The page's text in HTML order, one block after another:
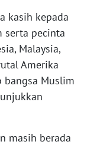
kasih kepada
serta pecinta
Malaysia,
Amerika
bangsa Muslim
masih berada